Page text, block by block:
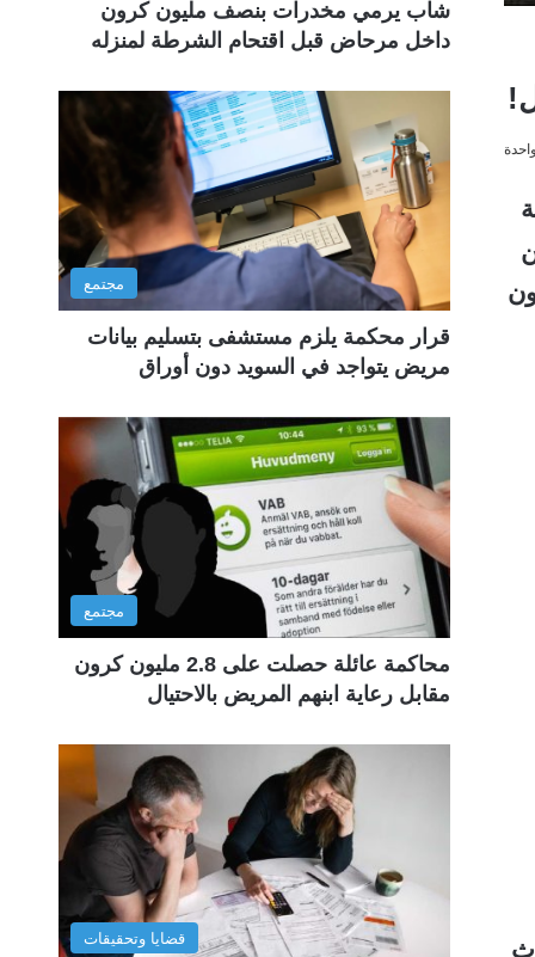
شاب يرمي مخدرات بنصف مليون كرون
داخل مرحاض قبل اقتحام الشرطة لمنزله
مجتمع
قرار محكمة يلزم مستشفى بتسليم بيانات
مريض يتواجد في السويد دون أوراق
مجتمع
محاكمة عائلة حصلت على 2.8 مليون كرون
مقابل رعاية ابنهم المريض بالاحتيال
قضايا وتحقيقات